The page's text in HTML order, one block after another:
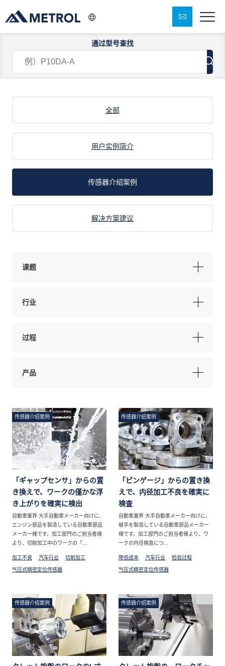
通过型号查找
解决方案 : 传感器介绍案例
全部
用户实例简介
传感器介绍案例
解决方案建议
课题
行业
过程
产品
传感器介绍案例
「ギャップセンサ」からの置
き換えで、ワークの僅かな浮
き上がりを確実に検出
自動車業界 大手自動車メーカー向けに、
エンジン部品を製造している自動車部品
メーカー様です。加工部門のご担当者様
より、切削加工中のワークの「...
加工不良 汽车行业 切削加工
气压式精密定位传感器
传感器介绍案例
「ピンゲージ」からの置き換
えで、内径加工不良を確実に
検査
自動車業界 大手自動車メーカー向けに、
継手を製造している自動車部品メーカー
様です。加工部門のご担当者様より、ワ
ークの内径検査につ...
降低成本 汽车行业 检验过程
气压式精密定位传感器
传感器介绍案例 传感器介绍案例